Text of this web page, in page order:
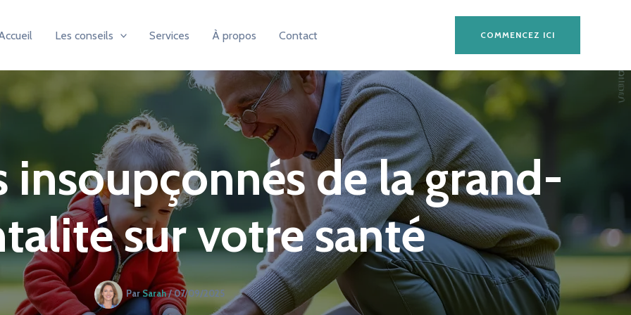
Les conseils Services À propos Contact COMMENCEZ ICI
insoupçonnés de la grand-
sur votre santé
ParSarah/07/09/2025